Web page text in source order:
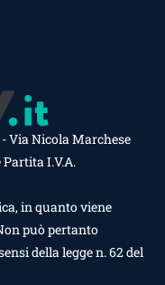
Via Nicola Marchese
Partita I.V.A.
in quanto viene
può pertanto
della legge n. 62 del